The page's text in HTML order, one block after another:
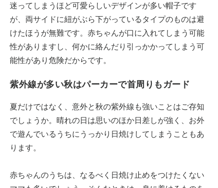
迷ってしまうほど可愛らしいデザインが多い帽子です
が、両サイドに紐がぶら下がっているタイプのものは避
けたほうが無難です。赤ちゃんが口に入れてしまう可能
性がありますし、何かに絡んだり引っかかってしまう可
能性があり危険だからです。
紫外線が多い秋はパーカーで首周りもガード
夏だけではなく、意外と秋の紫外線も強いことはご存知
でしょうか。晴れの日は思いのほか日差しが強く、お外
で遊んでいるうちにうっかり日焼けしてしまうこともあ
ります。
赤ちゃんのうちは、なるべく日焼け止めをつけたくない